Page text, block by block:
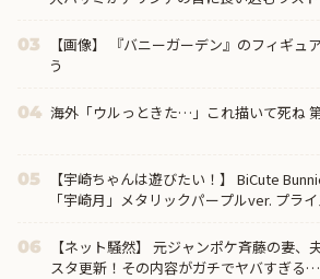
03
【画像】 『バニーガーデン』のフィギュ
う
04 海外「ウルっときた…」これ描いて死ね
05
【宇崎ちゃんは遊びたい！】 BiCute
「宇崎月」メタリックパープルver. プラ
06
【ネット騒然】 元ジャンポケ斉藤の妻、
スタ更新！その内容がガチでヤバすぎる…